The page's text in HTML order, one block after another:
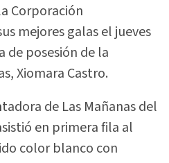
Corporación
mejores galas el jueves
de posesión de la
Xiomara Castro.
de Las Mañanas del
en primera fila al
color blanco con